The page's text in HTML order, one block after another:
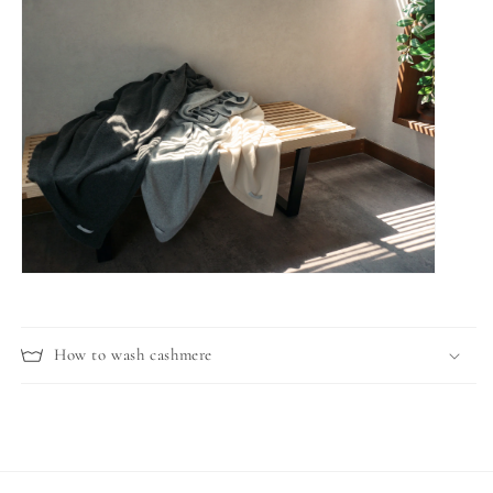
How to wash cashmere